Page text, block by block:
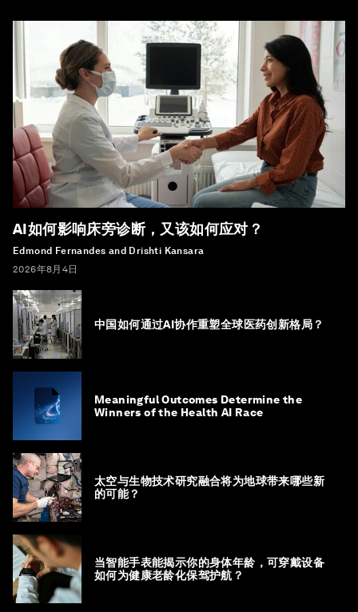
AI如何影响床旁诊断，又该如何应对？
Edmond Fernandes and Drishti Kansara
2026年8月4日
中国如何通过AI协作重塑全球医药创新格局？
Meaningful Outcomes Determine the
Winners of the Health AI Race
太空与生物技术研究融合将为地球带来哪些新
的可能？
当智能手表能揭示你的身体年龄，可穿戴设备
如何为健康老龄化保驾护航？